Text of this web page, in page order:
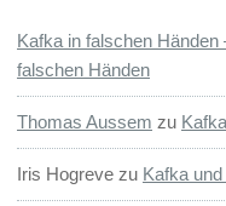
Kafka in falschen
falschen Händen
Thomas Aussem zu
Iris Hogreve zu Kafka